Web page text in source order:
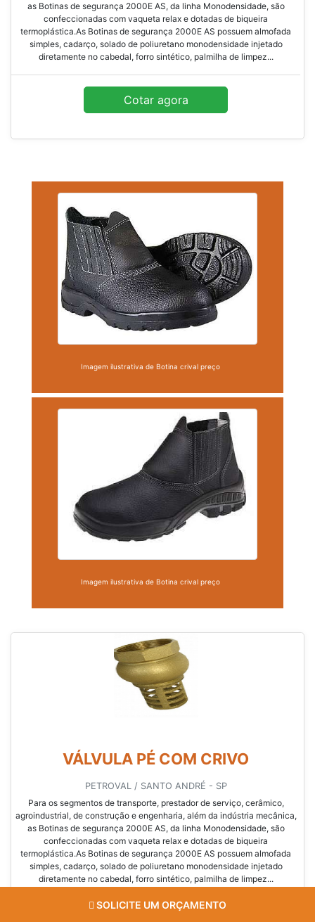
as Botinas de segurança 2000E AS, da linha Monodensidade, são
confeccionadas com vaqueta relax e dotadas de biqueira
termoplástica.As Botinas de segurança 2000E AS possuem almofada
simples, cadarço, solado de poliuretano monodensidade injetado
diretamente no cabedal, forro sintético, palmilha de limpez...
Cotar agora
Imagem ilustrativa de Botina crival preço
Imagem ilustrativa de Botina crival preço
VÁLVULA PÉ COM CRIVO
PETROVAL / SANTO ANDRÉ - SP
Para os segmentos de transporte, prestador de serviço, cerâmico,
agroindustrial, de construção e engenharia, além da indústria mecânica,
as Botinas de segurança 2000E AS, da linha Monodensidade, são
confeccionadas com vaqueta relax e dotadas de biqueira
termoplástica.As Botinas de segurança 2000E AS possuem almofada
simples, cadarço, solado de poliuretano monodensidade injetado
diretamente no cabedal, forro sintético, palmilha de limpez...
SOLICITE UM ORÇAMENTO